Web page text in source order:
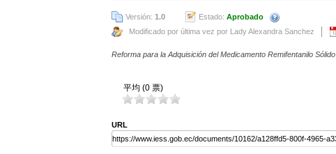
Versión: 1.0 Estado: Aprobado
Modificado por última vez por Lady Alexandra Sanchez
Reforma para la Adquisición del Medicamento Remifentanilo
平均 (0 票)
URL